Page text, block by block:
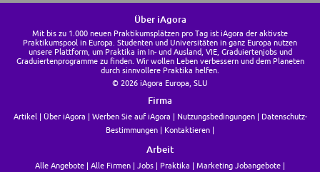
Über iAgora
Mit bis zu 1.000 neuen Praktikumsplätzen pro Tag ist iAgora der aktivste
Praktikumspool in Europa. Studenten und Universitäten in ganz Europa nutzen
unsere Plattform, um Praktika im In- und Ausland, VIE, Graduiertenjobs und
Graduiertenprogramme zu finden. Wir wollen Leben verbessern und dem Planeten
durch sinnvollere Praktika helfen.
© 2026 iAgora Europa, SLU
Firma
Artikel Über iAgora Werben Sie auf iAgora Nutzungsbedingungen
Datenschutz-
Bestimmungen
Kontaktieren
Arbeit
Alle Angebote Alle Firmen Jobs Praktika Marketing Jobangebote